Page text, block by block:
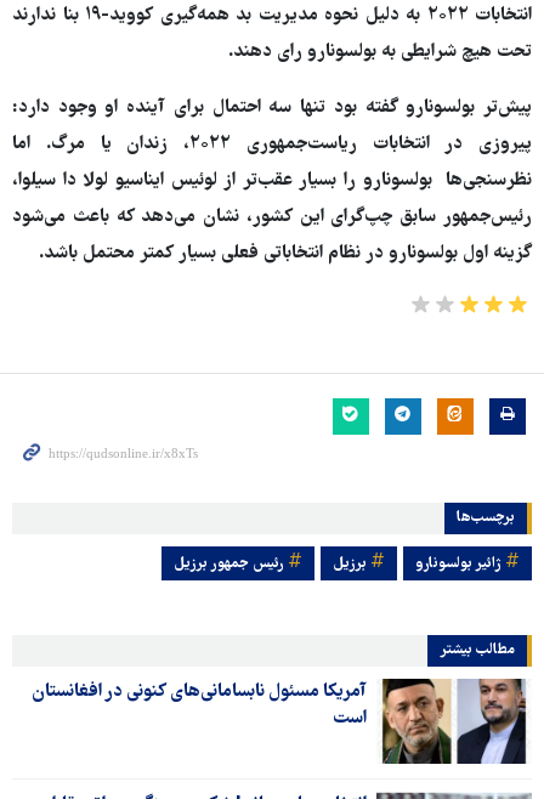
انتخابات ۲۰۲۲ به دلیل نحوه مدیریت بد همه‌گیری کووید-۱۹ بنا ندارند
تحت هیچ شرایطی به بولسونارو رای دهند.
پیش‌تر بولسونارو گفته بود تنها سه احتمال برای آینده او وجود دارد:
پیروزی در انتخابات ریاست‌جمهوری ۲۰۲۲، زندان یا مرگ. اما
نظرسنجی‌ها بولسونارو را بسیار عقب‌تر از لوئیس ایناسیو لولا دا سیلوا،
رئیس‌جمهور سابق چپ‌گرای این کشور، نشان می‌دهد که باعث می‌شود
گزینه اول بولسونارو در نظام انتخاباتی فعلی بسیار کمتر محتمل باشد.
برچسب‌ها
ژائیر بولسونارو برزیل رئیس جمهور برزیل
مطالب بیشتر
آمریکا مسئول نابسامانی‌های کنونی در افغانستان
است